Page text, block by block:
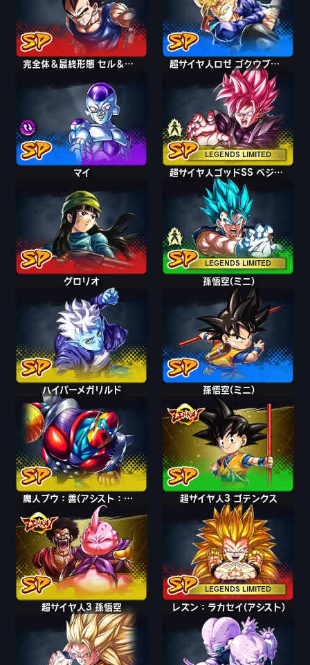
完全体＆最終形態 セル＆フリーザ
完全体＆最終形態 セル＆フリーザ
LEGENDS LIMITED
ゴクウブラック 超サイヤ人ロゼ ゴクウブラック
マイ
LEGENDS LIMITED
ベジット 超サイヤ人ゴッドSS ベジット
グロリオ 孫悟空(ミニ)
ハイパーメガリルド 孫悟空(ミニ)
魔人ブウ：善(アシスト：ミスター・サタン)
LEGENDS LIMITED
超サイヤ人3 ゴテンクス
超サイヤ人3 孫悟空 レズン：ラカセイ(アシスト)